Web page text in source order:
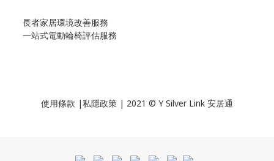
長者家居環境改善服務
一站式電動輪椅評估服務
使用條款 |私隱政策 | 2021 © Y Silver Link 安居通